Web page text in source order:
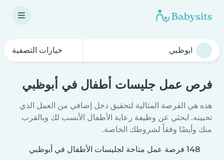
خيارات التصفية
فرص عمل جليسات أطفال في أبوظبي
هذه هي الفرصة المثالية لتحقيق دخل إضافي من العمل الذي
تحبينه. ابحثي عن وظيفة رعاية الأطفال الأنسب لك وبالقرب
منك وأيضًا وفقاً لشروطك الخاصة.
148 فرصة عمل متاحة لجليسات الأطفال في أبوظبي